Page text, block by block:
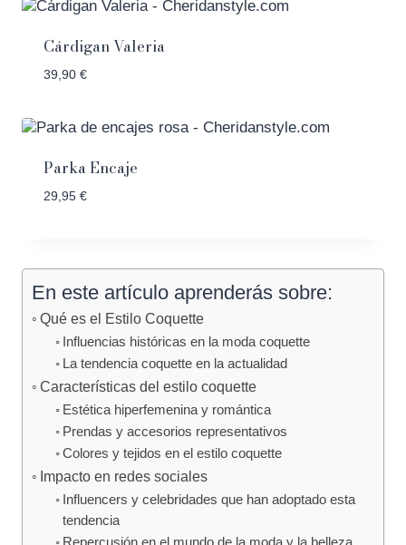
Cárdigan Valeria
39,90€
Parka Encaje
29,95€
En este artículo aprenderás sobre:
Qué es el Estilo Coquette
Influencias históricas en la moda coquette
La tendencia coquette en la actualidad
Características del estilo coquette
Estética hiperfemenina y romántica
Prendas y accesorios representativos
Colores y tejidos en el estilo coquette
Impacto en redes sociales
Influencers y celebridades que han adoptado esta
tendencia